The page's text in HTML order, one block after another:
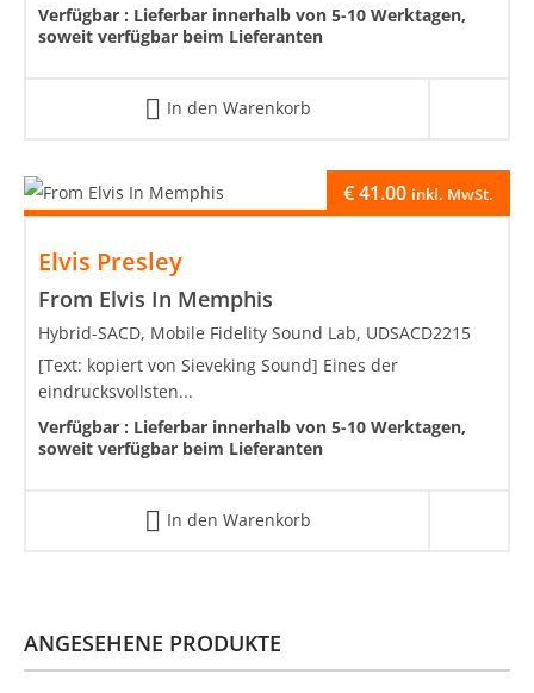
Verfügbar : Lieferbar innerhalb von 5-10 Werktagen,
soweit verfügbar beim Lieferanten
In den Warenkorb
Elvis Presley
From Elvis In Memphis
€41.00 inkl. MwSt.
Hybrid-SACD, Mobile Fidelity Sound Lab, UDSACD2215
[Text: kopiert von Sieveking Sound] Eines der
eindrucksvollsten...
Verfügbar : Lieferbar innerhalb von 5-10 Werktagen,
soweit verfügbar beim Lieferanten
In den Warenkorb
ANGESEHENE PRODUKTE